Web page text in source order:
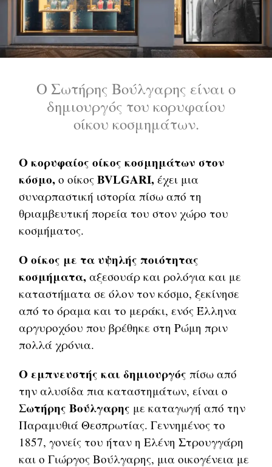
Ο Σωτήρης Βούλγαρης είναι ο
δημιουργός του κορυφαίου
οίκου κοσμημάτων.
Ο κορυφαίος οίκος κοσμημάτων στον
κόσμο, ο οίκοςBVLGARI, έχει μια
συναρπαστική ιστορία πίσω από τη
θριαμβευτική πορεία του στον χώρο του
κοσμήματος.
Ο οίκος με τα υψηλής ποιότητας
κοσμήματα, αξεσουάρ και ρολόγια και με
καταστήματα σε όλον τον κόσμο, ξεκίνησε
από το όραμα και το μεράκι, ενός Έλληνα
αργυροχόου που βρέθηκε στη Ρώμη πριν
πολλά χρόνια.
Ο εμπνευστής και δημιουργόςπίσω από
την αλυσίδα πια καταστημάτων, είναι ο
Σωτήρης Βούλγαρης με καταγωγή από την
Παραμυθιά Θεσπρωτίας. Γεννημένος το
1857, γονείς του ήταν η Ελένη Στρουγγάρη
και ο Γιώργος Βούλγαρης, μια οικογένεια με